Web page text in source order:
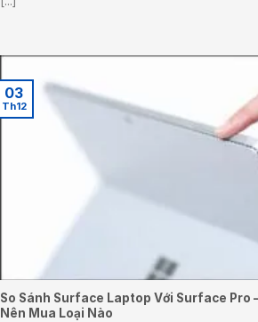
So Sánh Surface Laptop Với Surface Pro
Nên Mua Loại Nào
03
Th12